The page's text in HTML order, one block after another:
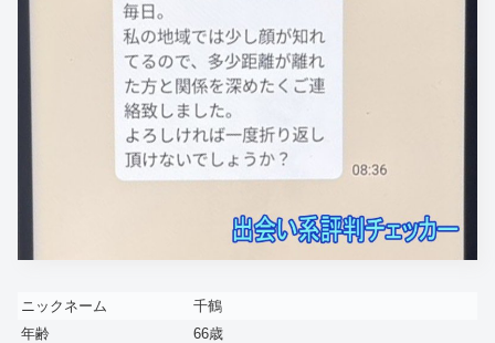
ニックネーム
千鶴
年齢
66歳